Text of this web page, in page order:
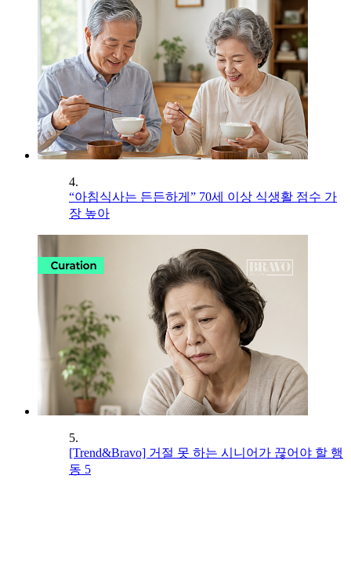
4.
“아침식사는 든든하게” 70세 이상 식생활 점수 가
장 높아
5.
[Trend&Bravo] 거절 못 하는 시니어가 끊어야 할 행
동 5